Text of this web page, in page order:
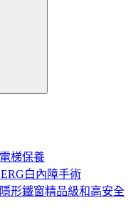
梯保養
白內障手術
形鐵窗精品級和高安全